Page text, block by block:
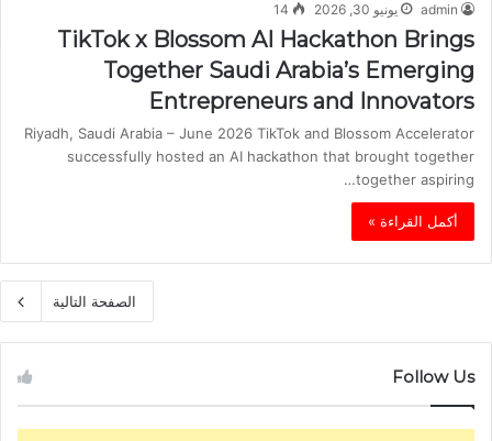
admin يونيو 30, 2026 14
TikTok x Blossom AI Hackathon Brings
Together Saudi Arabia’s Emerging
Entrepreneurs and Innovators
Riyadh, Saudi Arabia – June 2026 TikTok and Blossom Accelerator
successfully hosted an AI hackathon that brought together
together aspiring…
أكمل القراءة »
الصفحة التالية
Follow Us